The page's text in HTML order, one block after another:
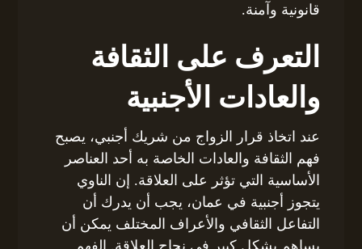
قانونية وآمنة.
التعرف على الثقافة
والعادات الأجنبية
عند اتخاذ قرار الزواج من شريك أجنبي، يصبح
فهم الثقافة والعادات الخاصة به أحد العناصر
الأساسية التي تؤثر على العلاقة. إن الناوي
يتجوز أجنبية في عمان، يجب أن يدرك أن
التفاعل الثقافي والأعراف المختلف يمكن أن
يساهم بشكل كبير في نجاح العلاقة. الفهم